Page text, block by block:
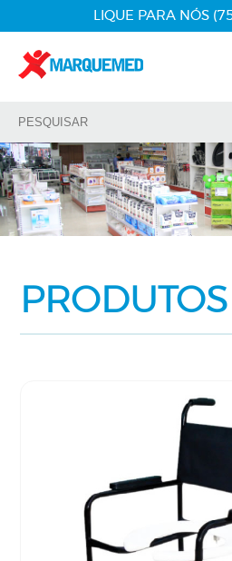
LIQUE PARA NÓS
Nossos Produtos
Dicas
Fale Conosco
PRODUTOS